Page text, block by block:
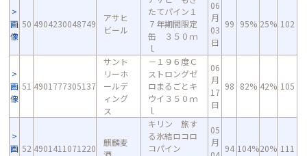
画
像
50 4904230048749
アサヒ
ビール
たてパイン１
７年期間限定
缶 ３５０ｍ
ｌ
06
月
03
日
99 95% 25% 102
画
像
51 4901777305137
サント
リーホ
ールデ
ィング
ス
－１９６度Ｃ
ストロングゼ
ロまるごとキ
ウイ３５０ｍ
ｌ
06
月
17
日
98 82% 42% 105
画 52 4901411071220
麒麟麦
キリン 旅す
る氷結ロコロ
コパイン
05
月
94 104%20% 111